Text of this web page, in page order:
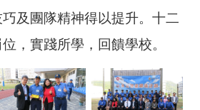
及團隊精神得以提升。 十二
，實踐所學，回饋學校。